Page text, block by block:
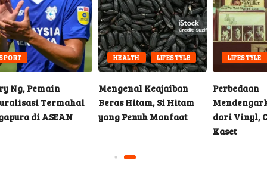
MUSIC
Musik
CD, dan
SPORT
Alavés Akhiri Rentetan
Kekalahan dengan
Kemenangan Tipis 1-0
LIFESTYLE
Bisakah Pasangan
Memiliki Rumah
Sendiri?